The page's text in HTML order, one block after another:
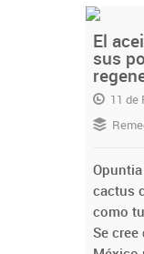
El
sus
11 de
cactus
como
Se